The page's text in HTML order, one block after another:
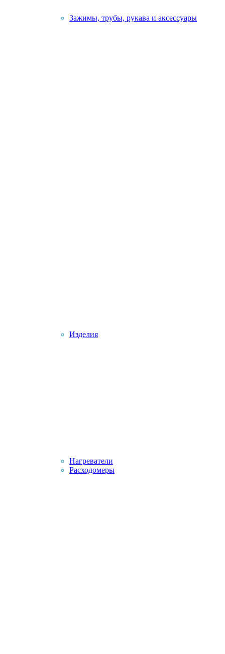
Зажимы, трубы, рукава и аксессуары
Изделия
Нагреватели
Расходомеры